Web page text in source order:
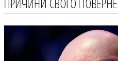
ПРИЧИНИ СВОГО